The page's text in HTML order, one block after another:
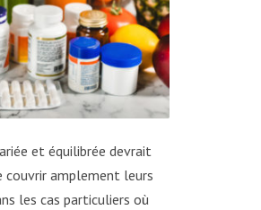
et équilibrée devrait
amplement leurs
les cas particuliers où